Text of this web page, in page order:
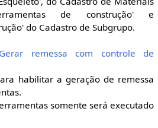
de construção' e
do Cadastro de Subgrupo.
remessa com controle de
habilitar a geração de remessa
somente será executado